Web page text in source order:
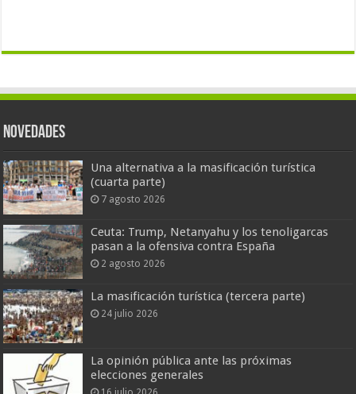
Novedades
Una alternativa a la masificación turística
(cuarta parte)
7 agosto 2026
Ceuta: Trump, Netanyahu y los tenoligarcas
pasan a la ofensiva contra España
2 agosto 2026
La masificación turística (tercera parte)
24 julio 2026
La opinión pública ante las próximas
elecciones generales